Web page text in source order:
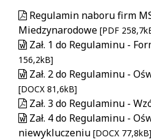
Regulamin naboru firm
Miedzynarodowe [PDF
Zał. 1 do Regulaminu -
156,2kB]
Zał. 2 do Regulaminu -
[DOCX 81,6kB]
Zał. 3 do Regulaminu -
Zał. 4 do Regulaminu -
niewykluczeniu [DOCX 77,8kB]